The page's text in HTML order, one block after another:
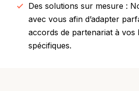
Des solutions sur mesure :
avec vous afin d’adapter
accords de partenariat à vos
spécifiques.